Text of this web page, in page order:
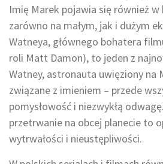
Imię Marek pojawia się również
zarówno na małym, jak i dużym
Watneya, głównego bohatera
roli Matt Damon), to jeden z
Watney, astronauta uwięziony na
związane z imieniem – przede
pomysłowość i niezwykłą
przetrwanie na obcej planecie to
wytrwałości i nieustępliwości.